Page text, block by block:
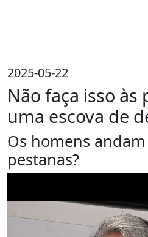
2025-05-22
Não faça isso às
uma escova de
Os homens
pestanas?